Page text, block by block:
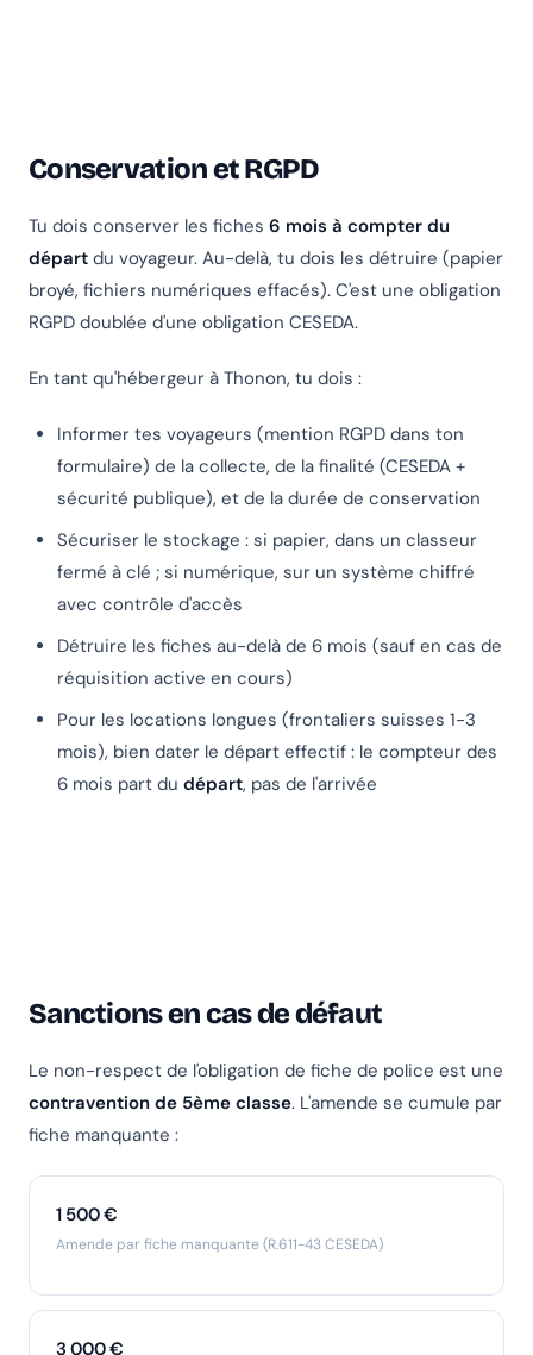
Conservation et RGPD
Tu dois conserver les fiches 6 mois à compter du
départ du voyageur. Au-delà, tu dois les détruire (papier
broyé, fichiers numériques effacés). C'est une obligation
RGPD doublée d'une obligation CESEDA.
En tant qu'hébergeur à Thonon, tu dois :
Informer tes voyageurs (mention RGPD dans ton
formulaire) de la collecte, de la finalité (CESEDA +
sécurité publique), et de la durée de conservation
Sécuriser le stockage : si papier, dans un classeur
fermé à clé ; si numérique, sur un système chiffré
avec contrôle d'accès
Détruire les fiches au-delà de 6 mois (sauf en cas de
réquisition active en cours)
Pour les locations longues (frontaliers suisses 1-3
mois), bien dater le départ effectif : le compteur des
6 mois part du départ, pas de l'arrivée
Sanctions en cas de défaut
Le non-respect de l'obligation de fiche de police est une
contravention de 5ème classe. L'amende se cumule par
fiche manquante :
1 500 €
Amende par fiche manquante (R.611-43 CESEDA)
3 000 €